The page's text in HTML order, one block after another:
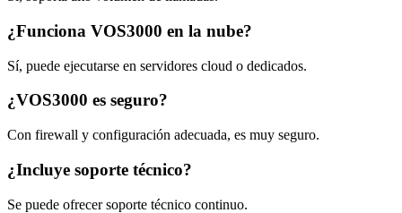
¿Funciona VOS3000 en la nube?
Sí, puede ejecutarse en servidores cloud o dedicados.
¿VOS3000 es seguro?
Con firewall y configuración adecuada, es muy seguro.
¿Incluye soporte técnico?
Se puede ofrecer soporte técnico continuo.